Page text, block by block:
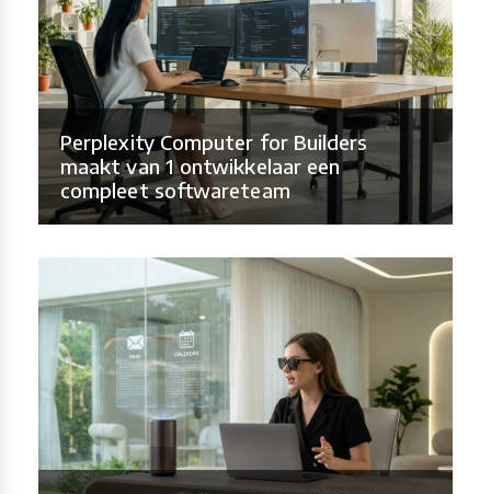
Perplexity Computer for Builders
maakt van 1 ontwikkelaar een
compleet softwareteam